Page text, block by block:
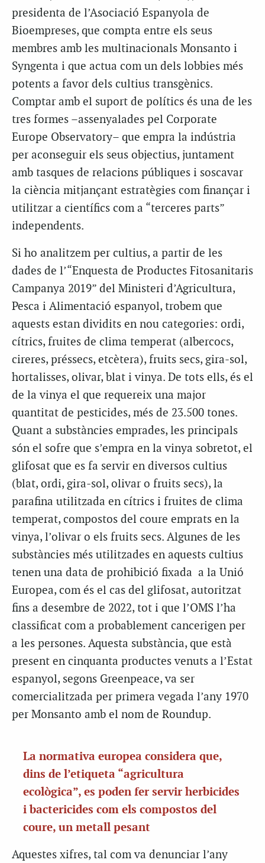
presidenta de l’Asociació Espanyola de
Bioempreses, que compta entre els seus
membres amb les multinacionals Monsanto i
Syngenta i que actua com un dels lobbies més
potents a favor dels cultius transgènics.
Comptar amb el suport de polítics és una de les
tres formes –assenyalades pel Corporate
Europe Observatory– que empra la indústria
per aconseguir els seus objectius, juntament
amb tasques de relacions públiques i soscavar
la ciència mitjançant estratègies com finançar i
utilitzar a científics com a “terceres parts”
independents.
Si ho analitzem per cultius, a partir de les
dades de l’“Enquesta de Productes Fitosanitaris
Campanya 2019” del Ministeri d’Agricultura,
Pesca i Alimentació espanyol, trobem que
aquests estan dividits en nou categories: ordi,
cítrics, fruites de clima temperat (albercocs,
cireres, préssecs, etcètera), fruits secs, gira-sol,
hortalisses, olivar, blat i vinya. De tots ells, és el
de la vinya el que requereix una major
quantitat de pesticides, més de 23.500 tones.
Quant a substàncies emprades, les principals
són el sofre que s’empra en la vinya sobretot, el
glifosat que es fa servir en diversos cultius
(blat, ordi, gira-sol, olivar o fruits secs), la
parafina utilitzada en cítrics i fruites de clima
temperat, compostos del coure emprats en la
vinya, l’olivar o els fruits secs. Algunes de les
substàncies més utilitzades en aquests cultius
tenen una data de prohibició fixada a la Unió
Europea, com és el cas del glifosat, autoritzat
fins a desembre de 2022, tot i que l’OMS l’ha
classificat com a probablement cancerigen per
a les persones. Aquesta substància, que està
present en cinquanta productes venuts a l’Estat
espanyol, segons Greenpeace, va ser
comercialitzada per primera vegada l’any 1970
per Monsanto amb el nom de Roundup.
La normativa europea considera que,
dins de l’etiqueta “agricultura
ecològica”, es poden fer servir herbicides
i bactericides com els compostos del
coure, un metall pesant
Aquestes xifres, tal com va denunciar l’any